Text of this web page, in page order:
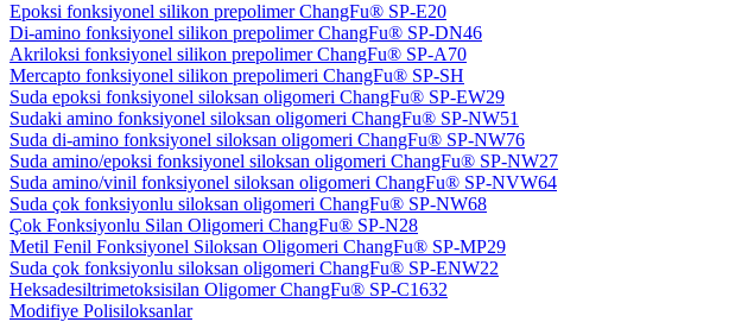
Epoksi fonksiyonel silikon prepolimer ChangFu® SP-E20
Di-amino fonksiyonel silikon prepolimer ChangFu® SP-DN46
Akriloksi fonksiyonel silikon prepolimer ChangFu® SP-A70
Mercapto fonksiyonel silikon prepolimeri ChangFu® SP-SH
Suda epoksi fonksiyonel siloksan oligomeri ChangFu® SP-EW29
Sudaki amino fonksiyonel siloksan oligomeri ChangFu® SP-NW51
Suda di-amino fonksiyonel siloksan oligomeri ChangFu® SP-NW76
Suda amino/epoksi fonksiyonel siloksan oligomeri ChangFu® SP-NW27
Suda amino/vinil fonksiyonel siloksan oligomeri ChangFu® SP-NVW64
Suda çok fonksiyonlu siloksan oligomeri ChangFu® SP-NW68
Çok Fonksiyonlu Silan Oligomeri ChangFu® SP-N28
Metil Fenil Fonksiyonel Siloksan Oligomeri ChangFu® SP-MP29
Suda çok fonksiyonlu siloksan oligomeri ChangFu® SP-ENW22
Heksadesiltrimetoksisilan Oligomer ChangFu® SP-C1632
Modifiye Polisiloksanlar